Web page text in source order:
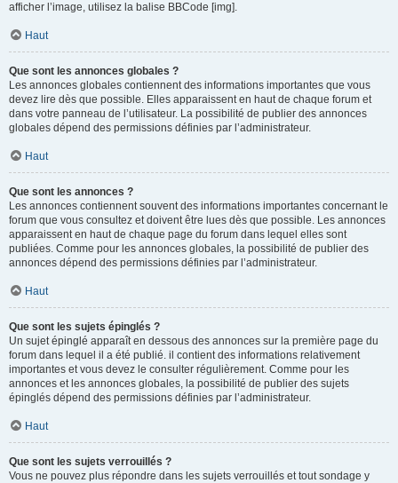
afficher l’image, utilisez la balise BBCode [img].
Haut
Que sont les annonces globales ?
Les annonces globales contiennent des informations importantes que vous
devez lire dès que possible. Elles apparaissent en haut de chaque forum et
dans votre panneau de l’utilisateur. La possibilité de publier des annonces
globales dépend des permissions définies par l’administrateur.
Haut
Que sont les annonces ?
Les annonces contiennent souvent des informations importantes concernant le
forum que vous consultez et doivent être lues dès que possible. Les annonces
apparaissent en haut de chaque page du forum dans lequel elles sont
publiées. Comme pour les annonces globales, la possibilité de publier des
annonces dépend des permissions définies par l’administrateur.
Haut
Que sont les sujets épinglés ?
Un sujet épinglé apparaît en dessous des annonces sur la première page du
forum dans lequel il a été publié. il contient des informations relativement
importantes et vous devez le consulter régulièrement. Comme pour les
annonces et les annonces globales, la possibilité de publier des sujets
épinglés dépend des permissions définies par l’administrateur.
Haut
Que sont les sujets verrouillés ?
Vous ne pouvez plus répondre dans les sujets verrouillés et tout sondage y